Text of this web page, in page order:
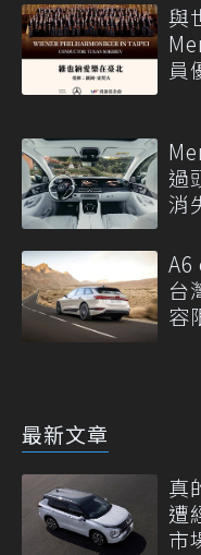
與
員
過
消
A6
台
容
最新文章
真
遭
市